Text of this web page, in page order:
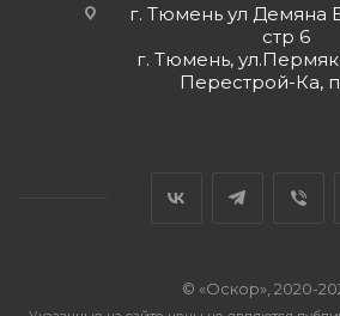
г. Тюмень ул Демяна
стр 6
г. Тюмень,
Перестрой-Ка,
© «Оскор», 2020-